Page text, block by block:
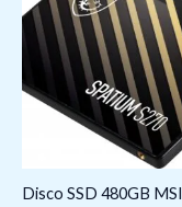
Disco SSD 480GB MSI